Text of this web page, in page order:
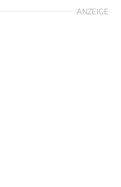
ANZEIGE